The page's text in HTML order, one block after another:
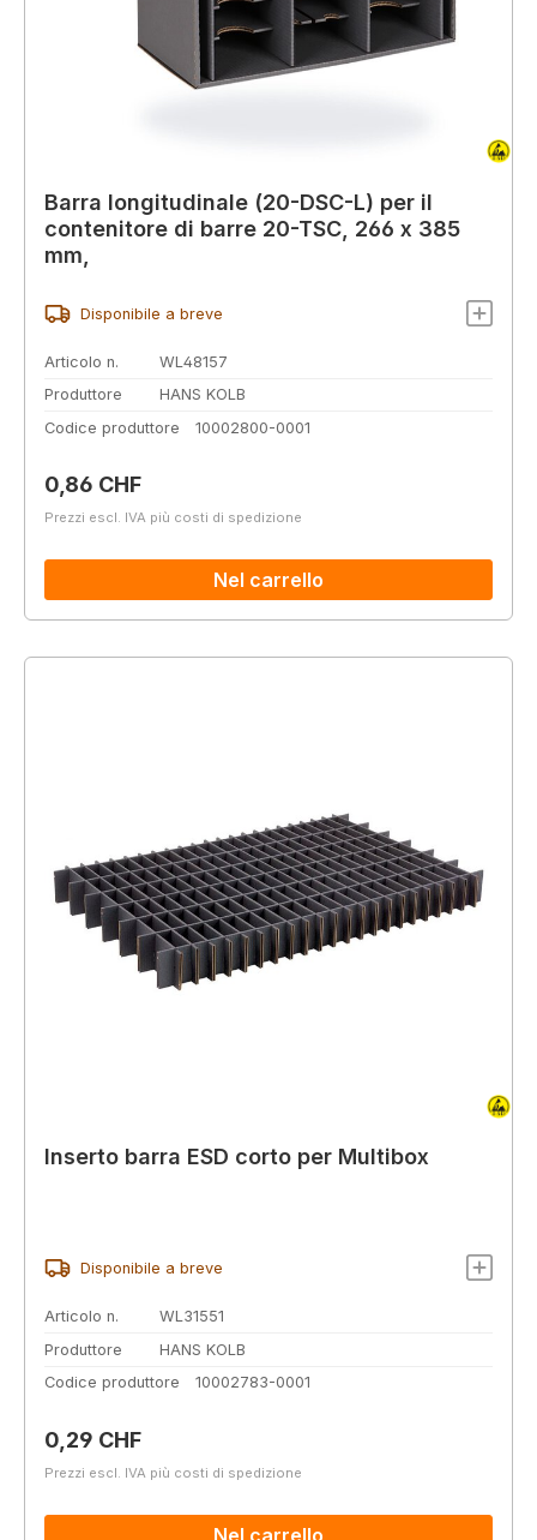
Barra longitudinale (20-DSC-L) per il
contenitore di barre 20-TSC, 266 x 385
mm,
Disponibile a breve
Articolo n.
WL48157
Produttore
HANS KOLB
Codice produttore
10002800-0001
Prezzo normale:
0,86 CHF
Prezzi escl. IVA più costi di spedizione
Nel carrello
Inserto barra ESD corto per Multibox
Disponibile a breve
Articolo n.
WL31551
Produttore
HANS KOLB
Codice produttore
10002783-0001
Prezzo normale:
0,29 CHF
Prezzi escl. IVA più costi di spedizione
Nel carrello